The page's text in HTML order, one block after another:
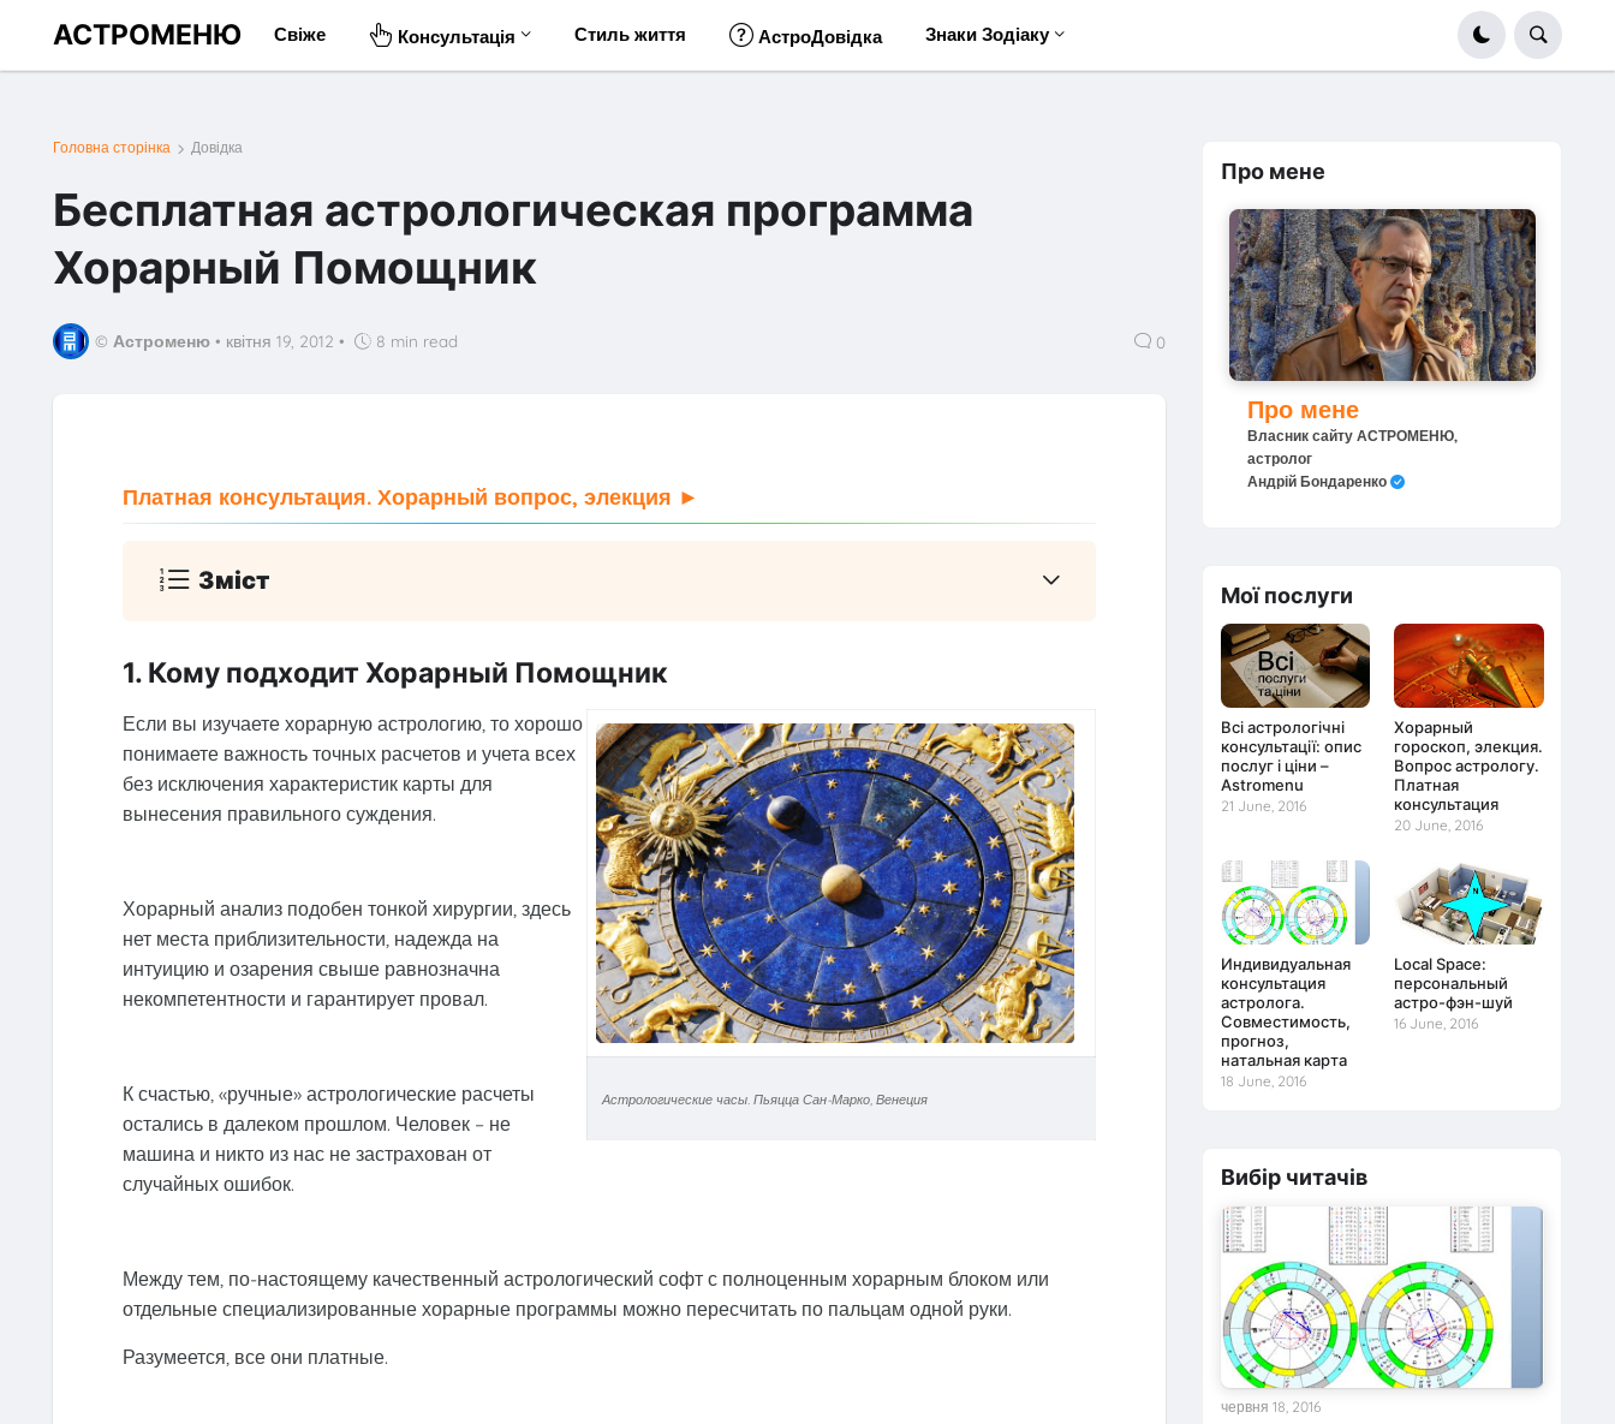
АСТРОМЕНЮ Свіже Консультація Стиль життя АстроДовідка Знаки Зодіаку
Головна сторінка Довідка
Бесплатная астрологическая программа
Хорарный Помощник
© Астроменю • квітня 19, 2012 • 8 min read 0
Платная консультация. Хорарный вопрос, элекция ►
Зміст
1. Кому подходит Хорарный Помощник
Астрологические часы. Пьяцца Сан-Марко, Венеция
Если вы изучаете хорарную астрологию, то хорошо
понимаете важность точных расчетов и учета всех
без исключения характеристик карты для
вынесения правильного суждения.
Хорарный анализ подобен тонкой хирургии, здесь
нет места приблизительности, надежда на
интуицию и озарения свыше равнозначна
некомпетентности и гарантирует провал.
К счастью, «ручные» астрологические расчеты
остались в далеком прошлом. Человек – не
машина и никто из нас не застрахован от
случайных ошибок.
Между тем, по-настоящему качественный астрологический софт с полноценным хорарным блоком или
отдельные специализированные хорарные программы можно пересчитать по пальцам одной руки.
Разумеется, все они платные.
Про мене
Про мене
Власник сайту АСТРОМЕНЮ,
астролог
Андрій Бондаренко
Мої послуги
Всі астрологічні
консультації: опис
послуг і ціни –
Astromenu
21 June, 2016
Хорарный
гороскоп, элекция.
Вопрос астрологу.
Платная
консультация
20 June, 2016
Индивидуальная
консультация
астролога.
Совместимость,
прогноз,
натальная карта
18 June, 2016
Local Space:
персональный
астро-фэн-шуй
16 June, 2016
Вибір читачів
червня 18, 2016